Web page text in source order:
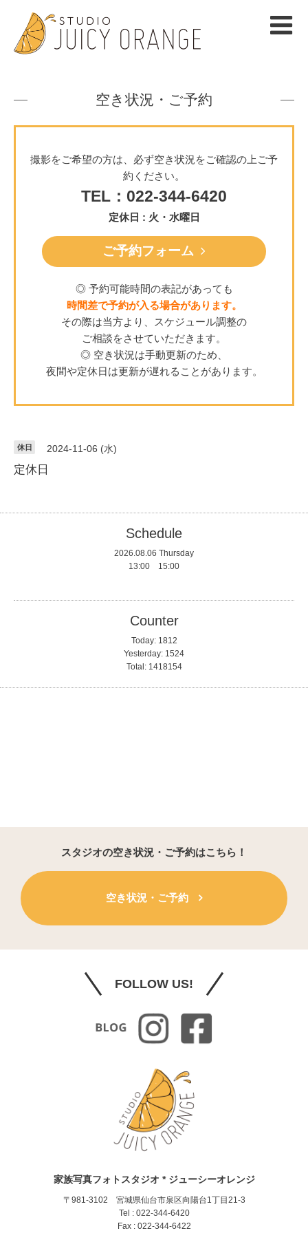
空き状況・ご予約
撮影をご希望の方は、必ず空き状況をご確認の上ご予
約ください。
TEL：022-344-6420
定休日 : 火・水曜日
ご予約フォーム
◎ 予約可能時間の表記があっても
時間差で予約が入る場合があります。
その際は当方より、スケジュール調整の
ご相談をさせていただきます。
◎ 空き状況は手動更新のため、
夜間や定休日は更新が遅れることがあります。
休日 2024-11-06 (水)
定休日
Schedule
2026.08.06 Thursday
13:00 15:00
Counter
Today: 1812
Yesterday: 1524
Total: 1418154
スタジオの空き状況・ご予約はこちら！
空き状況・ご予約
FOLLOW US!
家族写真フォトスタジオ * ジューシーオレンジ
〒981-3102 宮城県仙台市泉区向陽台1丁目21-3
Tel : 022-344-6420
Fax : 022-344-6422